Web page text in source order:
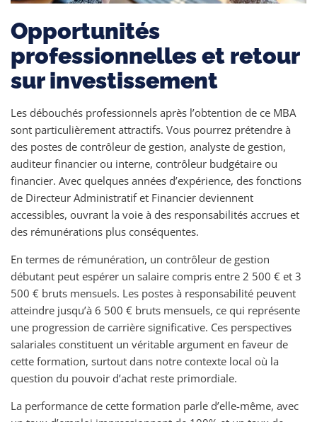
Opportunités
professionnelles et retour
sur investissement
Les débouchés professionnels après l’obtention de ce MBA
sont particulièrement attractifs. Vous pourrez prétendre à
des postes de contrôleur de gestion, analyste de gestion,
auditeur financier ou interne, contrôleur budgétaire ou
financier. Avec quelques années d’expérience, des fonctions
de Directeur Administratif et Financier deviennent
accessibles, ouvrant la voie à des responsabilités accrues et
des rémunérations plus conséquentes.
En termes de rémunération, un contrôleur de gestion
débutant peut espérer un salaire compris entre 2 500 € et 3
500 € bruts mensuels. Les postes à responsabilité peuvent
atteindre jusqu’à 6 500 € bruts mensuels, ce qui représente
une progression de carrière significative. Ces perspectives
salariales constituent un véritable argument en faveur de
cette formation, surtout dans notre contexte local où la
question du pouvoir d’achat reste primordiale.
La performance de cette formation parle d’elle-même, avec